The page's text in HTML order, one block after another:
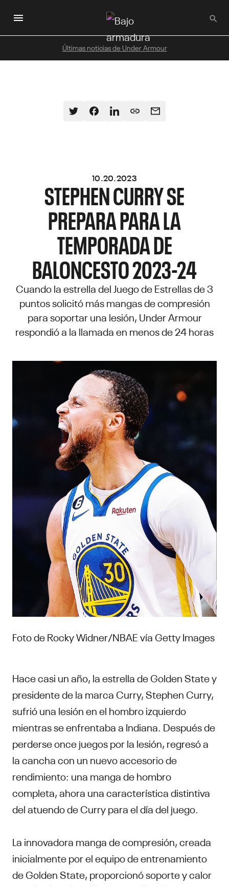
al
principal
Últimas noticias de Under Armour
10.20.2023
STEPHEN CURRY SE
PREPARA PARA LA
TEMPORADA DE
BALONCESTO 2023-24
Cuando la estrella del Juego de Estrellas de 3
puntos solicitó más mangas de compresión
para soportar una lesión, Under Armour
respondió a la llamada en menos de 24 horas
Foto de Rocky Widner/NBAE vía Getty Images
Hace casi un año, la estrella de Golden State y
presidente de la marca Curry, Stephen Curry,
sufrió una lesión en el hombro izquierdo
mientras se enfrentaba a Indiana. Después de
perderse once juegos por la lesión, regresó a
la cancha con un nuevo accesorio de
rendimiento: una manga de hombro
completa, ahora una característica distintiva
del atuendo de Curry para el día del juego.
La innovadora manga de compresión, creada
inicialmente por el equipo de entrenamiento
de Golden State, proporcionó soporte y calor